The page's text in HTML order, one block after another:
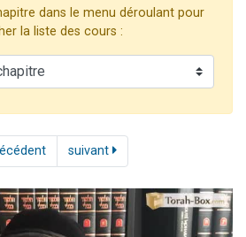
2 personnes viennent de nous rejoindre sur WhatsApp
3 personnes viennent de nous rejoindre sur WhatsApp
dans le menu déroulant pour
la liste des cours :
suivant